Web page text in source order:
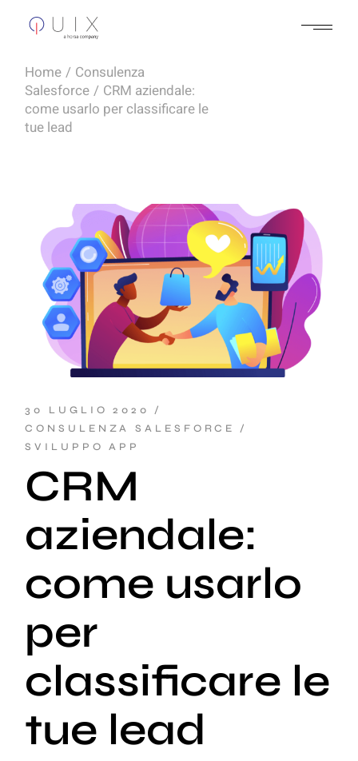
Home
Consulenza
Salesforce
CRM aziendale:
come usarlo per classificare le
tue lead
30 LUGLIO 2020
CONSULENZA SALESFORCE
SVILUPPO APP
CRM
aziendale:
come usarlo
per
classificare le
tue lead